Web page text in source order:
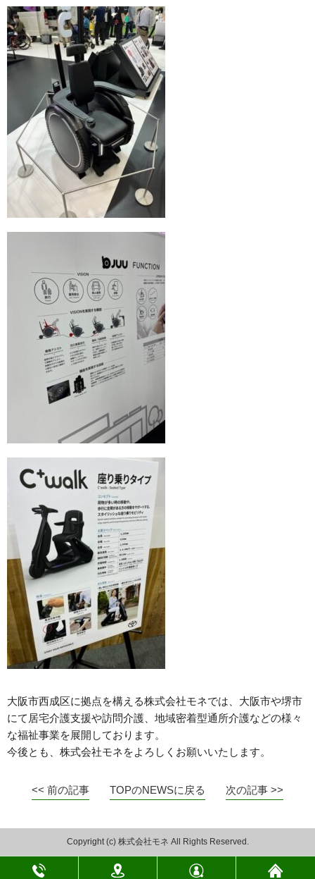
大阪市西成区に拠点を構える株式会社モネでは、大阪市や堺市
にて居宅介護支援や訪問介護、地域密着型通所介護などの様々
な福祉事業を展開しております。
今後とも、株式会社モネをよろしくお願いいたします。
<< 前の記事 TOPのNEWSに戻る 次の記事 >>
Copyright (c) 株式会社モネ All Rights Reserved.